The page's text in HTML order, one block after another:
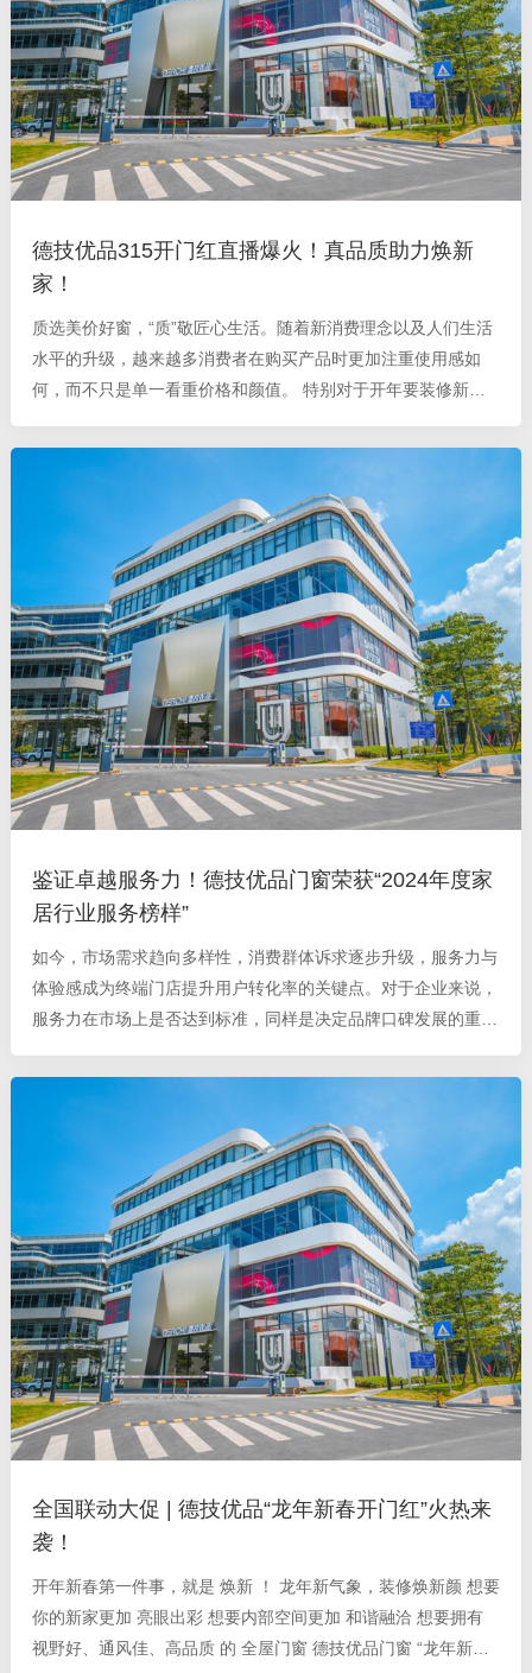
德技优品315开门红直播爆火！真品质助力焕新
家！
质选美价好窗，“质”敬匠心生活。随着新消费理念以及人们生活
水平的升级，越来越多消费者在购买产品时更加注重使用感如
何，而不只是单一看重价格和颜值。 特别对于开年要装修新房
业主朋友亟需解决的问
鉴证卓越服务力！德技优品门窗荣获“2024年度家
居行业服务榜样”
如今，市场需求趋向多样性，消费群体诉求逐步升级，服务力与
体验感成为终端门店提升用户转化率的关键点。对于企业来说，
服务力在市场上是否达到标准，同样是决定品牌口碑发展的重中
查“寻找家居服务榜样”
全国联动大促 | 德技优品“龙年新春开门红”火热来
袭！
开年新春第一件事，就是 焕新 ！ 龙年新气象，装修焕新颜 想要
你的新家更加 亮眼出彩 想要内部空间更加 和谐融洽 想要拥有
视野好、通风佳、高品质 的 全屋门窗 德技优品门窗 “龙年新春